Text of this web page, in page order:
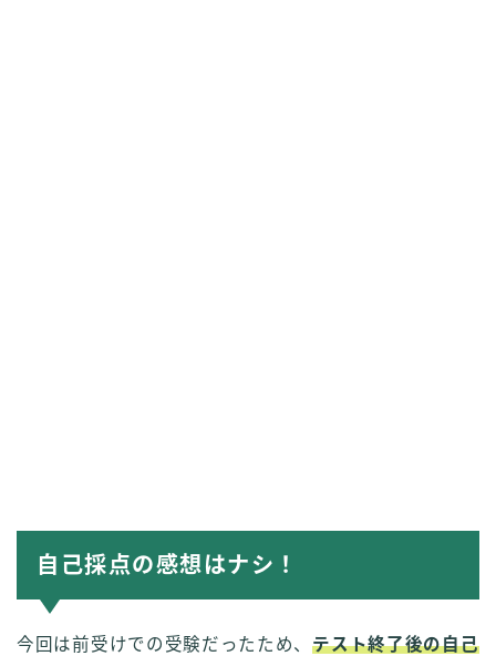
自己採点の感想はナシ！
今回は前受けでの受験だったため、テスト終了後の自己